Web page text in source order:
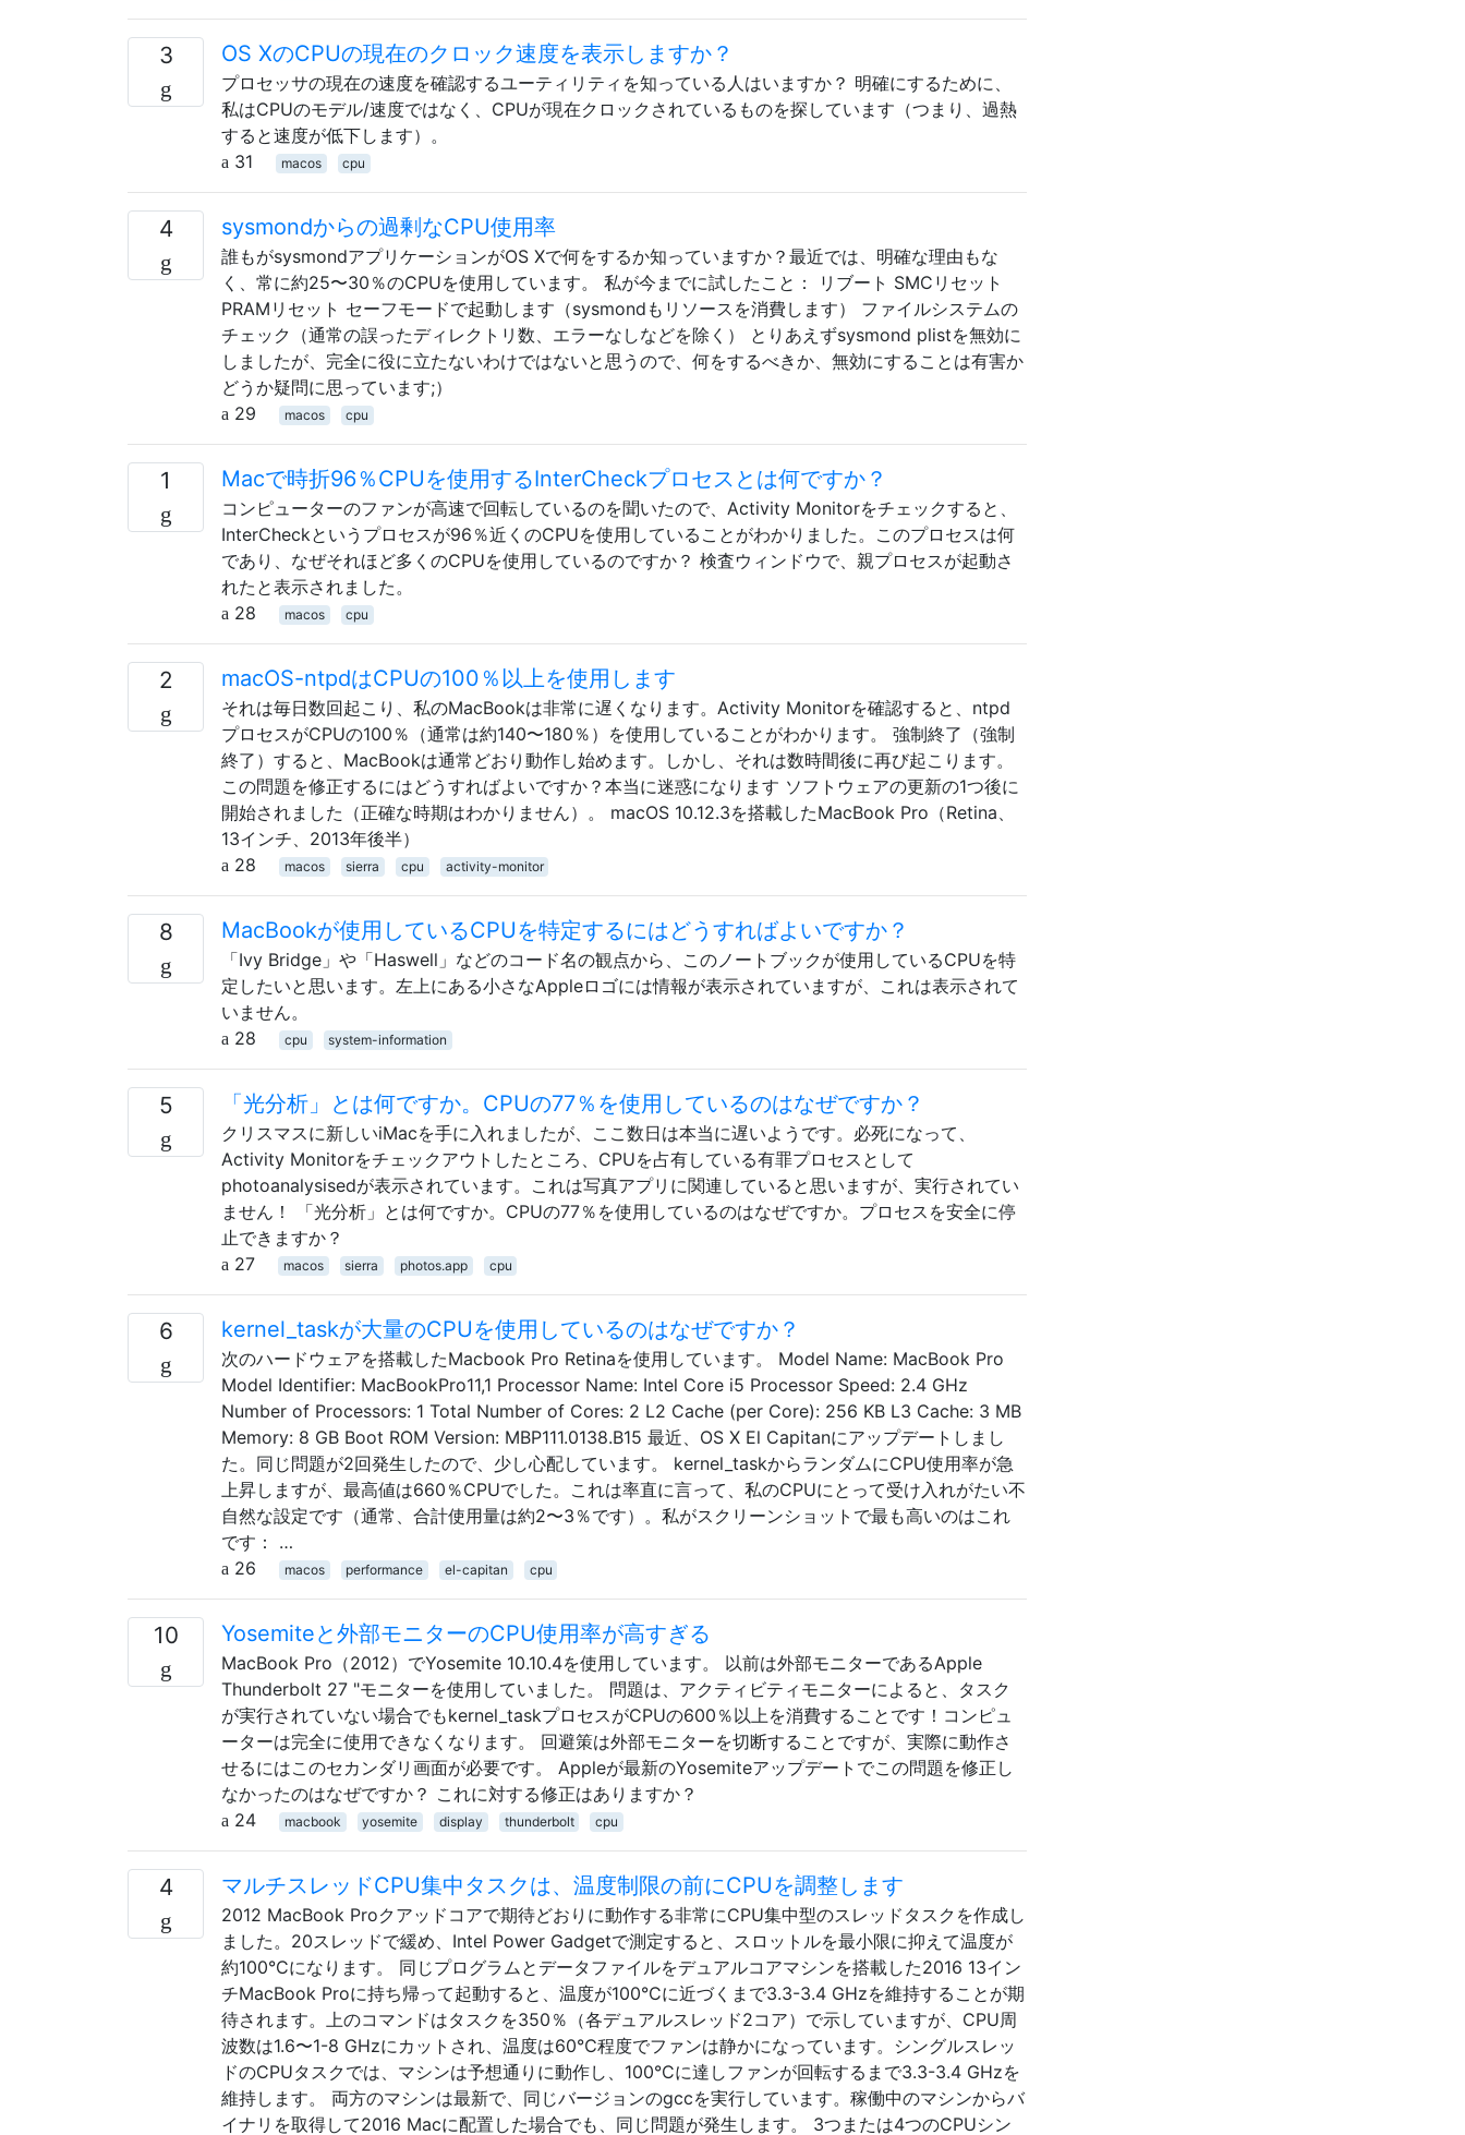
3 OS XのCPUの現在のクロック速度を表示しますか？
プロセッサの現在の速度を確認するユーティリティを知っている人はいますか？ 明確にするために、
私はCPUのモデル/速度ではなく、CPUが現在クロックされているものを探しています（つまり、過熱
すると速度が低下します）。
31
macos cpu
4 sysmondからの過剰なCPU使用率
誰もがsysmondアプリケーションがOS Xで何をするか知っていますか？最近では、明確な理由もな
く、常に約25〜30％のCPUを使用しています。 私が今までに試したこと： リブート SMCリセット
PRAMリセット セーフモードで起動します（sysmondもリソースを消費します） ファイルシステムの
チェック（通常の誤ったディレクトリ数、エラーなしなどを除く） とりあえずsysmond plistを無効に
しましたが、完全に役に立たないわけではないと思うので、何をするべきか、無効にすることは有害か
どうか疑問に思っています;）
29
macos cpu
1 Macで時折96％CPUを使用するInterCheckプロセスとは何ですか？
コンピューターのファンが高速で回転しているのを聞いたので、Activity Monitorをチェックすると、
InterCheckというプロセスが96％近くのCPUを使用していることがわかりました。このプロセスは何
であり、なぜそれほど多くのCPUを使用しているのですか？ 検査ウィンドウで、親プロセスが起動さ
れたと表示されました。
28
macos cpu
2 macOS-ntpdはCPUの100％以上を使用します
それは毎日数回起こり、私のMacBookは非常に遅くなります。Activity Monitorを確認すると、ntpd
プロセスがCPUの100％（通常は約140〜180％）を使用していることがわかります。 強制終了（強制
終了）すると、MacBookは通常どおり動作し始めます。しかし、それは数時間後に再び起こります。
この問題を修正するにはどうすればよいですか？本当に迷惑になります ソフトウェアの更新の1つ後に
開始されました（正確な時期はわかりません）。 macOS 10.12.3を搭載したMacBook Pro（Retina、
13インチ、2013年後半）
28
macos sierra cpu activity-monitor
8 MacBookが使用しているCPUを特定するにはどうすればよいですか？
「Ivy Bridge」や「Haswell」などのコード名の観点から、このノートブックが使用しているCPUを特
定したいと思います。左上にある小さなAppleロゴには情報が表示されていますが、これは表示されて
いません。
28
cpu system-information
5 「光分析」とは何ですか。CPUの77％を使用しているのはなぜですか？
クリスマスに新しいiMacを手に入れましたが、ここ数日は本当に遅いようです。必死になって、
Activity Monitorをチェックアウトしたところ、CPUを占有している有罪プロセスとして
photoanalysisedが表示されています。これは写真アプリに関連していると思いますが、実行されてい
ません！ 「光分析」とは何ですか。CPUの77％を使用しているのはなぜですか。プロセスを安全に停
止できますか？
27
macos sierra photos.app cpu
6 kernel_taskが大量のCPUを使用しているのはなぜですか？
次のハードウェアを搭載したMacbook Pro Retinaを使用しています。 Model Name: MacBook Pro
Model Identifier: MacBookPro11,1 Processor Name: Intel Core i5 Processor Speed: 2.4 GHz
Number of Processors: 1 Total Number of Cores: 2 L2 Cache (per Core): 256 KB L3 Cache: 3 MB
Memory: 8 GB Boot ROM Version: MBP111.0138.B15 最近、OS X El Capitanにアップデートしまし
た。同じ問題が2回発生したので、少し心配しています。 kernel_taskからランダムにCPU使用率が急
上昇しますが、最高値は660％CPUでした。これは率直に言って、私のCPUにとって受け入れがたい不
自然な設定です（通常、合計使用量は約2〜3％です）。私がスクリーンショットで最も高いのはこれ
です： …
26
macos performance el-capitan cpu
10 Yosemiteと外部モニターのCPU使用率が高すぎる
MacBook Pro（2012）でYosemite 10.10.4を使用しています。 以前は外部モニターであるApple
Thunderbolt 27 "モニターを使用していました。 問題は、アクティビティモニターによると、タスク
が実行されていない場合でもkernel_taskプロセスがCPUの600％以上を消費することです！コンピュ
ーターは完全に使用できなくなります。 回避策は外部モニターを切断することですが、実際に動作さ
せるにはこのセカンダリ画面が必要です。 Appleが最新のYosemiteアップデートでこの問題を修正し
なかったのはなぜですか？ これに対する修正はありますか？
24
macbook yosemite display thunderbolt cpu
4 マルチスレッドCPU集中タスクは、温度制限の前にCPUを調整します
2012 MacBook Proクアッドコアで期待どおりに動作する非常にCPU集中型のスレッドタスクを作成し
ました。20スレッドで緩め、Intel Power Gadgetで測定すると、スロットルを最小限に抑えて温度が
約100°Cになります。 同じプログラムとデータファイルをデュアルコアマシンを搭載した2016 13イン
チMacBook Proに持ち帰って起動すると、温度が100°Cに近づくまで3.3-3.4 GHzを維持することが期
待されます。上のコマンドはタスクを350％（各デュアルスレッド2コア）で示していますが、CPU周
波数は1.6〜1-8 GHzにカットされ、温度は60℃程度でファンは静かになっています。シングルスレッ
ドのCPUタスクでは、マシンは予想通りに動作し、100°Cに達しファンが回転するまで3.3-3.4 GHzを
維持します。 両方のマシンは最新で、同じバージョンのgccを実行しています。稼働中のマシンからバ
イナリを取得して2016 Macに配置した場合でも、同じ問題が発生します。 3つまたは4つのCPUシン